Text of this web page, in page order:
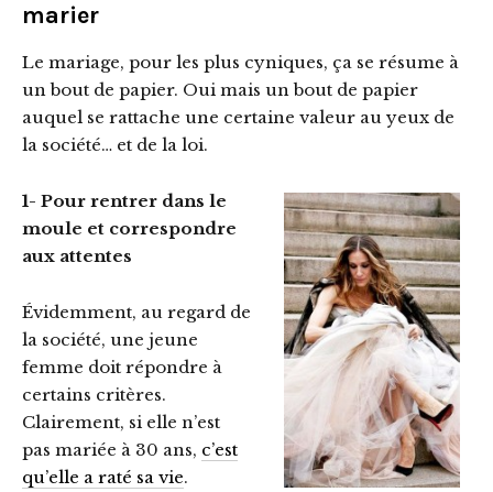
marier
Le mariage, pour les plus cyniques, ça se résume à
un bout de papier. Oui mais un bout de papier
auquel se rattache une certaine valeur au yeux de
la société… et de la loi.
1- Pour rentrer dans le
moule et correspondre
aux attentes
Évidemment, au regard de
la société, une jeune
femme doit répondre à
certains critères.
Clairement, si elle n’est
pas mariée à 30 ans, c’est
qu’elle a raté sa vie.